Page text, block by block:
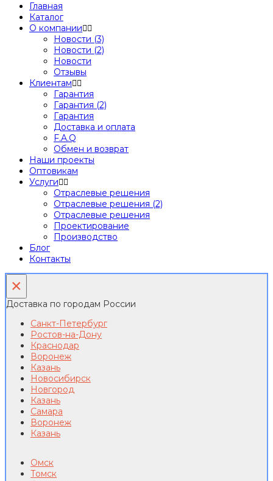
Главная
Каталог
О компании
Новости (3)
Новости (2)
Новости
Отзывы
Клиентам
Гарантия
Гарантия (2)
Гарантия
Доставка и оплата
F.A.Q
Обмен и возврат
Наши проекты
Оптовикам
Услуги
Отраслевые решения
Отраслевые решения (2)
Отраслевые решения
Проектирование
Производство
Блог
Контакты
×
Доставка по городам России
Санкт-Петербург
Ростов-на-Дону
Краснодар
Воронеж
Казань
Новосибирск
Новгород
Казань
Самара
Воронеж
Казань
Омск
Томск